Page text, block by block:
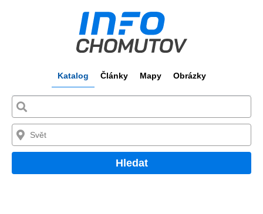
Katalog Články Mapy Obrázky
Hledat